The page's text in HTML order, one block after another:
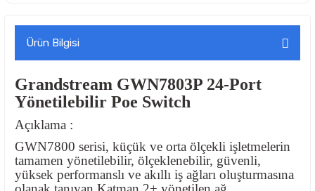
Ürün Bilgisi
Grandstream GWN7803P 24-Port
Yönetilebilir Poe Switch
Açıklama :
GWN7800 serisi, küçük ve orta ölçekli işletmelerin
tamamen yönetilebilir, ölçeklenebilir, güvenli,
yüksek performanslı ve akıllı iş ağları oluşturmasına